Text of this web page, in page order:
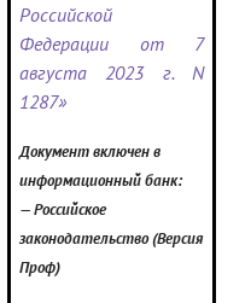
Российской
Федерации от 7
августа 2023 г. N
1287»
Документ включен в
информационный банк:
— Российское
законодательство (Версия
Проф)